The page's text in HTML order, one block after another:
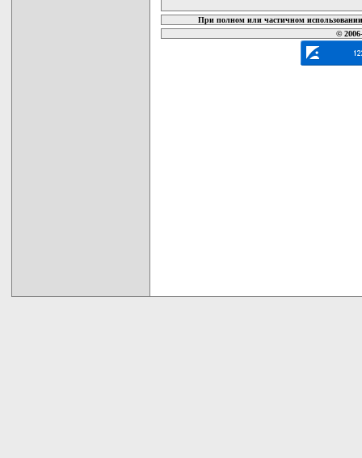
При полном или частичном
©